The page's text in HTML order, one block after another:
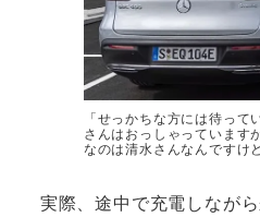
「せっかちな方には待っ
さんはおっしゃっています
なのは清水さんなんですけ
実際、途中で充電しなが